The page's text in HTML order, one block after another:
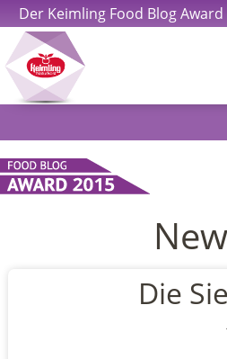
Der Keimling Food Blog
Die